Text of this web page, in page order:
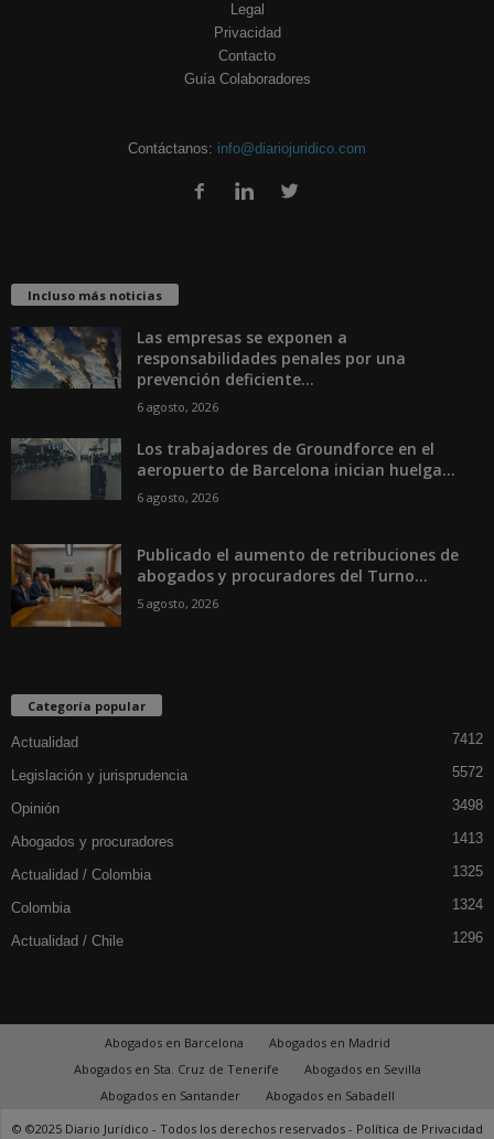
Legal
Privacidad
Contacto
Guía Colaboradores
Contáctanos: info@diariojuridico.com
Incluso más noticias
Las empresas se exponen a
responsabilidades penales por una
prevención deficiente...
6 agosto, 2026
Los trabajadores de Groundforce en el
aeropuerto de Barcelona inician huelga...
6 agosto, 2026
Publicado el aumento de retribuciones de
abogados y procuradores del Turno...
5 agosto, 2026
Categoría popular
Actualidad 7412
Legislación y jurisprudencia 5572
Opinión 3498
Abogados y procuradores 1413
Actualidad / Colombia 1325
Colombia 1324
Actualidad / Chile 1296
Abogados en Barcelona
Abogados en Madrid
Abogados en Sta. Cruz de Tenerife
Abogados en Sevilla
Abogados en Santander
Abogados en Sabadell
© ©2025 Diario Jurídico - Todos los derechos reservados - Política de Privacidad